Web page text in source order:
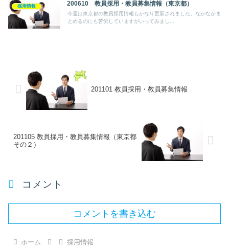
採用情報 200610 教員採用・教員募集情報（東京都）
今週は東京都の教員採用情報もかなり更新されました。なかなかま
とめるのにも苦労していますがいってみまし...
201101 教員採用・教員募集情報
201105 教員採用・教員募集情報（東京都
その２）
コメント
コメントを書き込む
ホーム 採用情報